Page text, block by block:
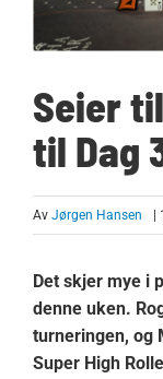
Seier
til Dag
Av Jørgen Hansen
Det skjer mye i
denne uken.
turneringen, og
Super High